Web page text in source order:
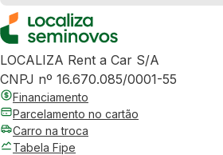
LOCALIZA Rent a Car S/A
CNPJ nº 16.670.085/0001-55
Financiamento
Parcelamento no cartão
Carro na troca
Tabela Fipe